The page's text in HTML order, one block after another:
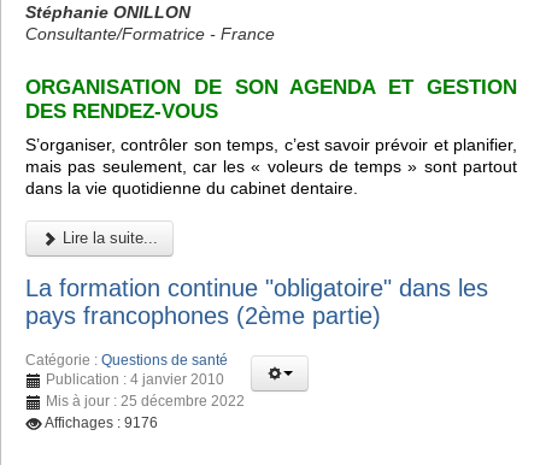
Stéphanie ONILLON
Consultante/Formatrice - France
ORGANISATION DE SON AGENDA ET GESTION
DES RENDEZ-VOUS
S’organiser, contrôler son temps, c’est savoir prévoir et planifier,
mais pas seulement, car les « voleurs de temps » sont partout
dans la vie quotidienne du cabinet dentaire.
Lire la suite...
La formation continue "obligatoire" dans les
pays francophones (2ème partie)
Catégorie : Questions de santé
Publication : 4 janvier 2010
Mis à jour : 25 décembre 2022
Affichages : 9176